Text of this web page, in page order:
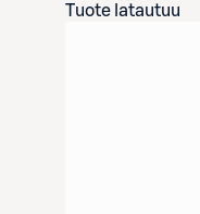
Tuote latautuu